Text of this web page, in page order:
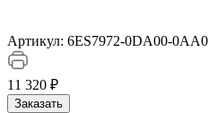
Артикул: 6ES7972-0DA00-0AA0
11 320 ₽
Заказать